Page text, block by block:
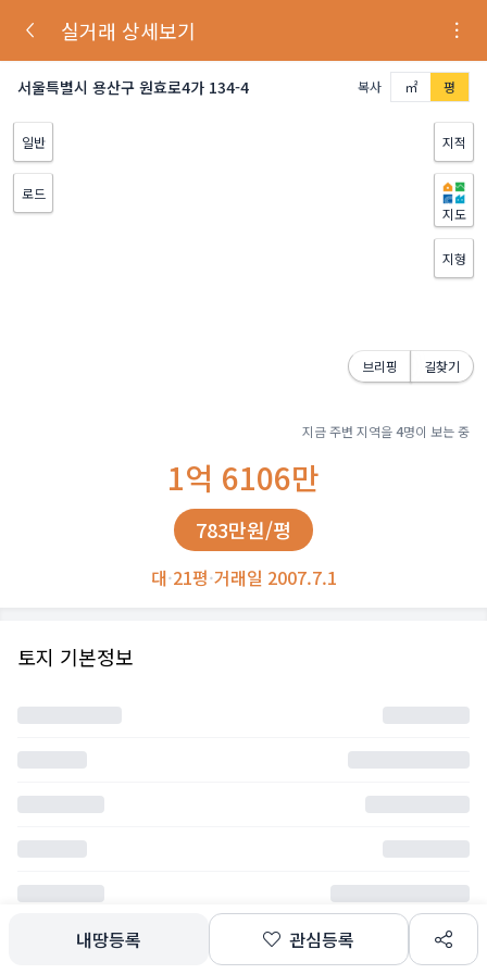
실거래 상세보기
서울특별시 용산구 원효로4가 134-4 복사 ㎡ 평
일반
로드
지적
지도
지형
브리핑 길찾기
지금 주변 지역을4명이 보는 중
1억 6106만
783만원/평
대·21평·거래일 2007.7.1
토지 기본정보
내땅등록 관심등록